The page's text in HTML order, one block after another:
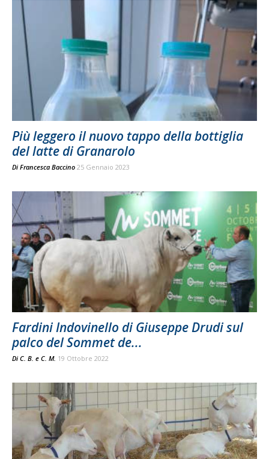
Più leggero il nuovo tappo della bottiglia
del latte di Granarolo
Di Francesca Baccino 25 Gennaio 2023
Fardini Indovinello di Giuseppe Drudi sul
palco del Sommet de...
Di C. B. e C. M. 19 Ottobre 2022